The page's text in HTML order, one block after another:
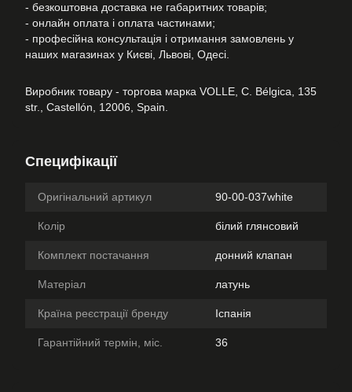
- безкоштовна доставка не габаритних товарів;
- онлайн оплата і оплата частинами;
- професійна консультація і отримання замовлень у
наших магазинах у Києві, Львові, Одесі.
Виробник товару - торгова марка VOLLE, C. Bélgica, 135
str., Castellón, 12006, Spain.
Специфікації
Оригінальний артикул 90-00-037white
Колір білий глянсовий
Комплект постачання донний клапан
Матеріал латунь
Країна реєстрації бренду Іспанія
Гарантійний термін, міс. 36